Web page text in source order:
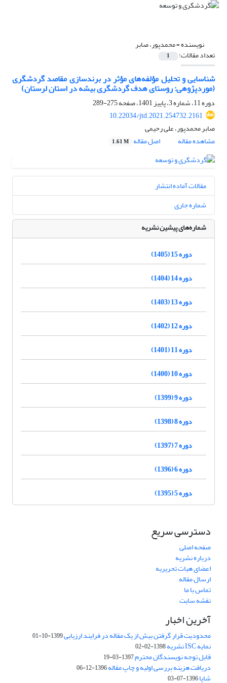
نویسنده =محمدپور، صابر
تعداد مقالات: 1
شناسایی و تحلیل مؤلفه‌های مؤثر در برندسازی مقاصد گردشگری
(موردپژوهی: روستای هدف گردشگری بیشه در استان لرستان)
دوره 11، شماره 3، پاییز 1401، صفحه
275-289
10.22034/jtd.2021.254732.2161
صابر محمدپور، علی رحیمی
مشاهده مقاله
اصل مقاله 1.61 M
مقالات آماده انتشار
شماره جاری
شماره‌های پیشین نشریه
دوره 15 (1405)
دوره 14 (1404)
دوره 13 (1403)
دوره 12 (1402)
دوره 11 (1401)
دوره 10 (1400)
دوره 9 (1399)
دوره 8 (1398)
دوره 7 (1397)
دوره 6 (1396)
دوره 5 (1395)
دسترسی سریع
صفحه اصلی
درباره نشریه
اعضای هیات تحریریه
ارسال مقاله
تماس با ما
نقشه سایت
آخرین اخبار
محدودیت قرار گرفتن بیش از یک مقاله در فرایند ارزیابی1399-10-01
نمایه ISC نشریه 1398-02-02
قابل توجه نویسندگان محترم1397-03-19
دریافت هزینه بررسی اولیه و چاپ مقاله1396-12-06
شاپا1396-07-03